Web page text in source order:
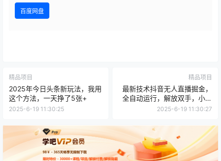
百度网盘
精品项目
2025年今日头条新玩法，我用
这个方法，一天挣了5张+
2025-6-19 11:30:25
精品项目
最新技术抖音无人直播掘金，
全自动运行，解放双手，小白
可玩，日入1k+
2025-6-19 11:30:27